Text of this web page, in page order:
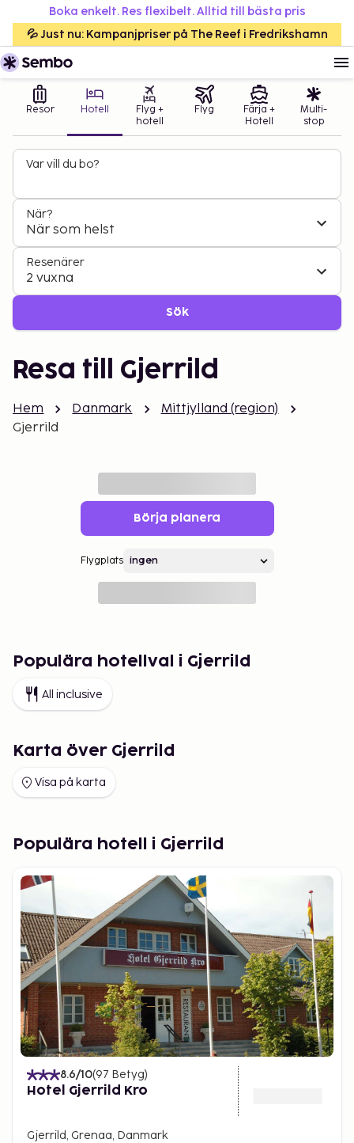
Boka enkelt. Res flexibelt. Alltid till bästa pris
💦 Just nu: Kampanjpriser på The Reef i Fredrikshamn
Resor Hotell
Flyg +
hotell
Flyg
Färja +
Hotell
Multi-
stop
Var vill du bo?
När?
När som helst
Resenärer
2 vuxna
Sök
Resa till Gjerrild
Hem Danmark
Mittjylland (region)
Gjerrild
Börja planera
Flygplats
Populära hotellval i Gjerrild
All inclusive
Karta över Gjerrild
Visa på karta
Populära hotell i Gjerrild
8.6/10(97 Betyg)
Hotel Gjerrild Kro
Gjerrild, Grenaa, Danmark